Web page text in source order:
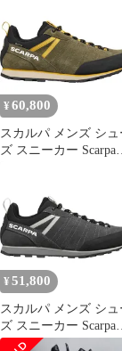
¥ 60,800
スカルパ メンズ シュ
ズ スニーカー Scarpa
KalamataLemon Curry
¥ 51,800
スカルパ メンズ シュ
ズ スニーカー Scarpa
Crux 2 Approach Shoe